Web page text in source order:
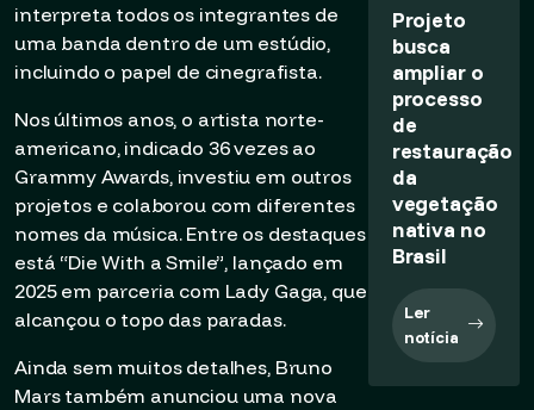
interpreta todos os integrantes de
uma banda dentro de um estúdio,
incluindo o papel de cinegrafista.
Nos últimos anos, o artista norte-
americano, indicado 36 vezes ao
Grammy Awards, investiu em outros
projetos e colaborou com diferentes
nomes da música. Entre os destaques
está “Die With a Smile”, lançado em
2025 em parceria com Lady Gaga, que
alcançou o topo das paradas.
Ainda sem muitos detalhes, Bruno
Mars também anunciou uma nova
Projeto
busca
ampliar o
processo
de
restauração
da
vegetação
nativa no
Brasil
Ler
notícia